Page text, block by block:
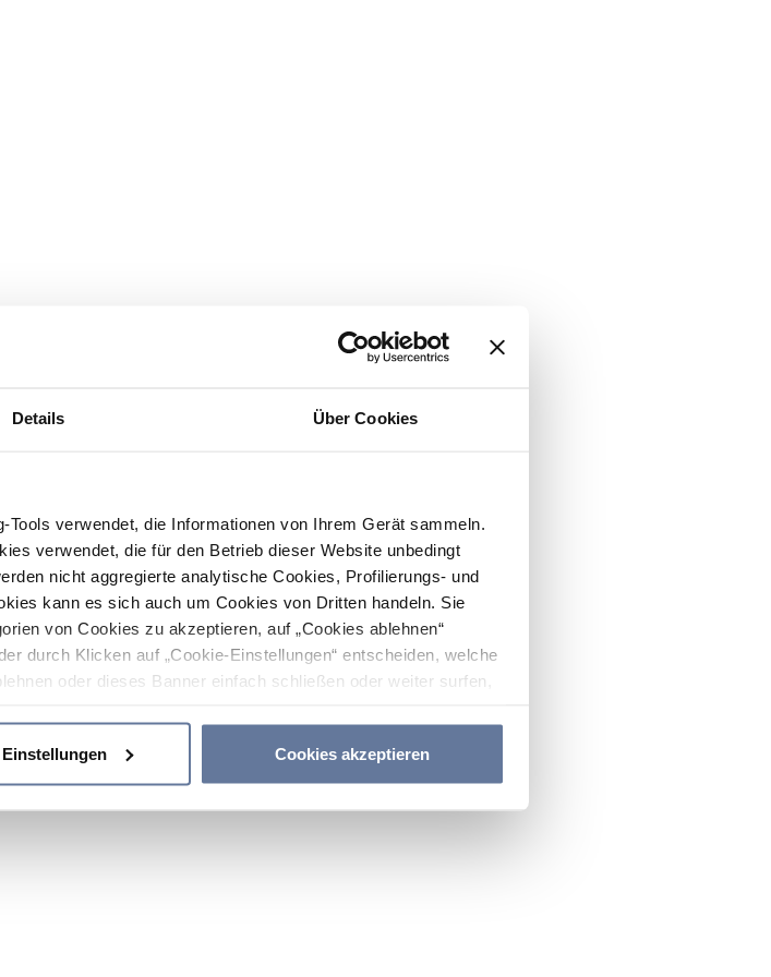
Details Über Cookies
verwendet, die Informationen von Ihrem Gerät sammeln.
verwendet, die für den Betrieb dieser Website unbedingt
nicht aggregierte analytische Cookies, Profilierungs- und
kann es sich auch um Cookies von Dritten handeln. Sie
von Cookies zu akzeptieren, auf „Cookies ablehnen“
durch Klicken auf „Cookie-Einstellungen“ entscheiden, welche
oder dieses Banner einfach schließen oder weiter surfen,
Cookies akzeptieren